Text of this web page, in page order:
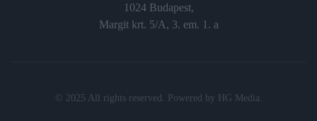
1024 Budapest,
Margit krt. 5/A, 3. em. 1. a
© 2025 All rights reserved. Powered by HG Media